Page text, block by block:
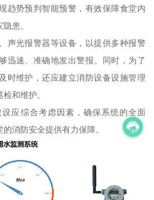
趋势预判智能预警，有效保障食堂内
患。
声光报警器等设备，以提供多种报警
迅速、准确地发出警报。同时，为了
时维护，还应建立消防设备设施管理
和维护。
应综合考虑因素，确保系统的全面
消防安全提供有力保障。